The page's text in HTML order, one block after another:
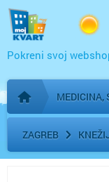
Pokreni svoj
Početna stranica
MEDICINA,
ZAGREB